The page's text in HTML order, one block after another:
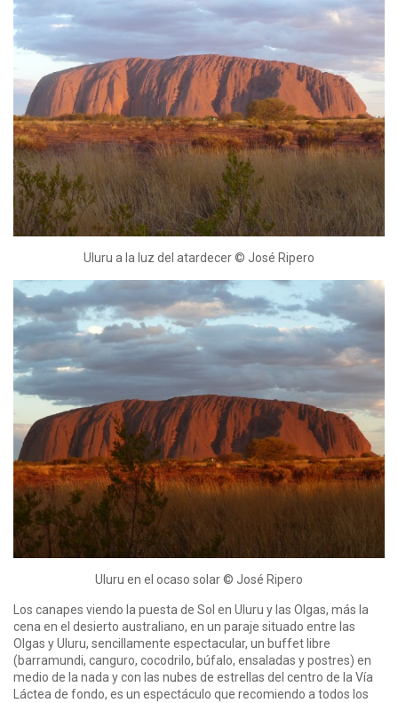
Uluru a la luz del atardecer © José Ripero
Uluru en el ocaso solar © José Ripero
Los canapes viendo la puesta de Sol en Uluru y las Olgas, más la
cena en el desierto australiano, en un paraje situado entre las
Olgas y Uluru, sencillamente espectacular, un buffet libre
(barramundi, canguro, cocodrilo, búfalo, ensaladas y postres) en
medio de la nada y con las nubes de estrellas del centro de la Vía
Láctea de fondo, es un espectáculo que recomiendo a todos los